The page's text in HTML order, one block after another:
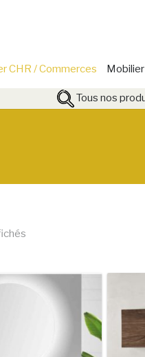
CHR / Commerces
Tous nos